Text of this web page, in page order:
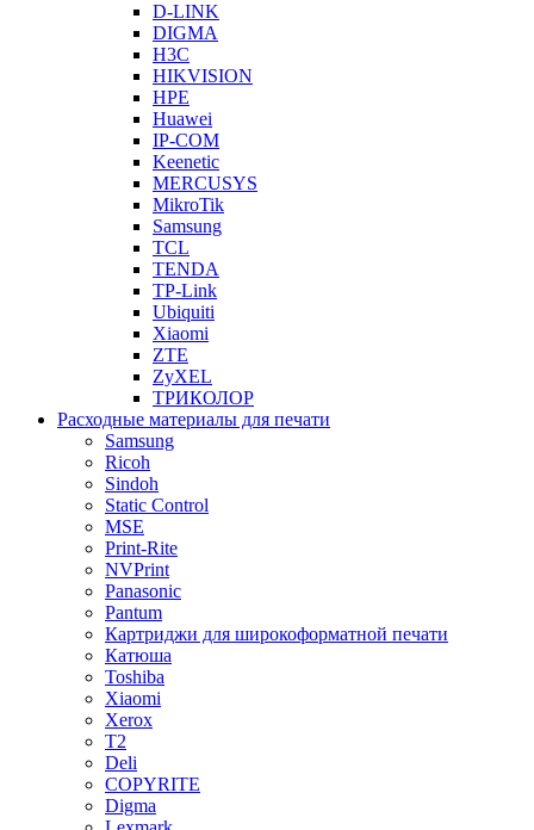
D-LINK
DIGMA
H3C
HIKVISION
HPE
Huawei
IP-COM
Keenetic
MERCUSYS
MikroTik
Samsung
TCL
TENDA
TP-Link
Ubiquiti
Xiaomi
ZTE
ZyXEL
ТРИКОЛОР
Расходные материалы для печати
Samsung
Ricoh
Sindoh
Static Control
MSE
Print-Rite
NVPrint
Panasonic
Pantum
Картриджи для широкоформатной печати
Катюша
Toshiba
Xiaomi
Xerox
T2
Deli
COPYRITE
Digma